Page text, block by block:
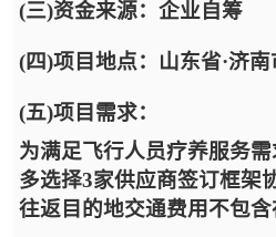
(三)资金来源：企业自筹
(四)项目地点：山东省·济南
(五)项目需求：
为满足飞行人员疗养服务
多选择3家供应商签订框架
往返目的地交通费用不包